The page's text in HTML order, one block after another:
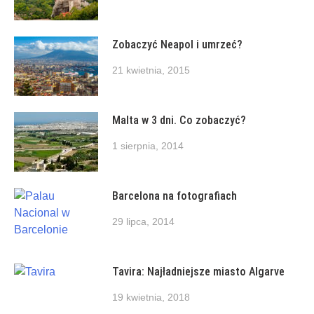
Zobaczyć Neapol i umrzeć?
21 kwietnia, 2015
Malta w 3 dni. Co zobaczyć?
1 sierpnia, 2014
Barcelona na fotografiach
29 lipca, 2014
Tavira: Najładniejsze miasto Algarve
19 kwietnia, 2018